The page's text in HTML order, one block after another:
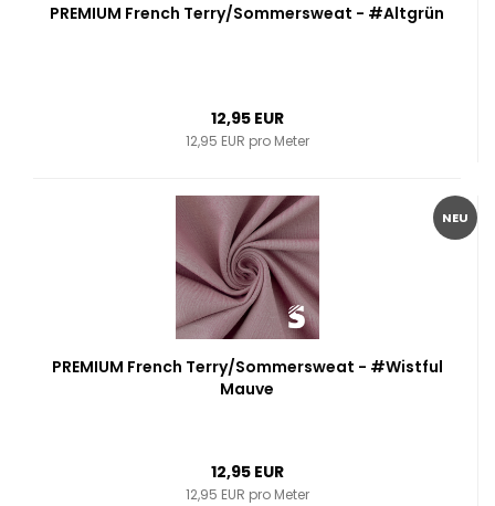
PREMIUM French Terry/Sommersweat - #Altgrün
12,95 EUR
12,95 EUR pro Meter
NEU
PREMIUM French Terry/Sommersweat - #Wistful
Mauve
12,95 EUR
12,95 EUR pro Meter